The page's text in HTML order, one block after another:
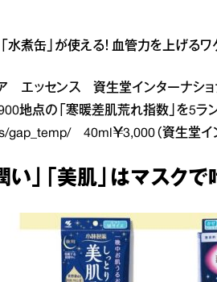
水煮缶」が使える！ 血管力を上げるワ
エッセンス 資生堂インターナシ
地点の「寒暖差肌荒れ指数」を5ラ
gap_temp/ 40ml￥3,000（資生堂イン
」「美肌」はマスクで